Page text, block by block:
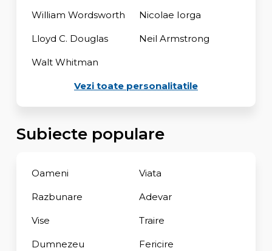
William Wordsworth Nicolae Iorga
Lloyd C. Douglas Neil Armstrong
Walt Whitman
Vezi toate personalitatile
Subiecte populare
Oameni Viata
Razbunare Adevar
Vise Traire
Dumnezeu Fericire